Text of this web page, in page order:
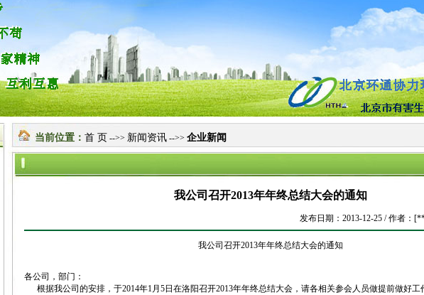
当前位置： 首 页 -->> 新闻资讯 -->> 企业新闻
我公司召开2013年年终总结大会的通知
发布日期：2013-12-25 / 作者：
我公司召开2013年年终总结大会的通知
各公司，部门：
根据我公司的安排，于2014年1月5日在洛阳召开2013年年终总结大会，请各相关参会人员做提前做好